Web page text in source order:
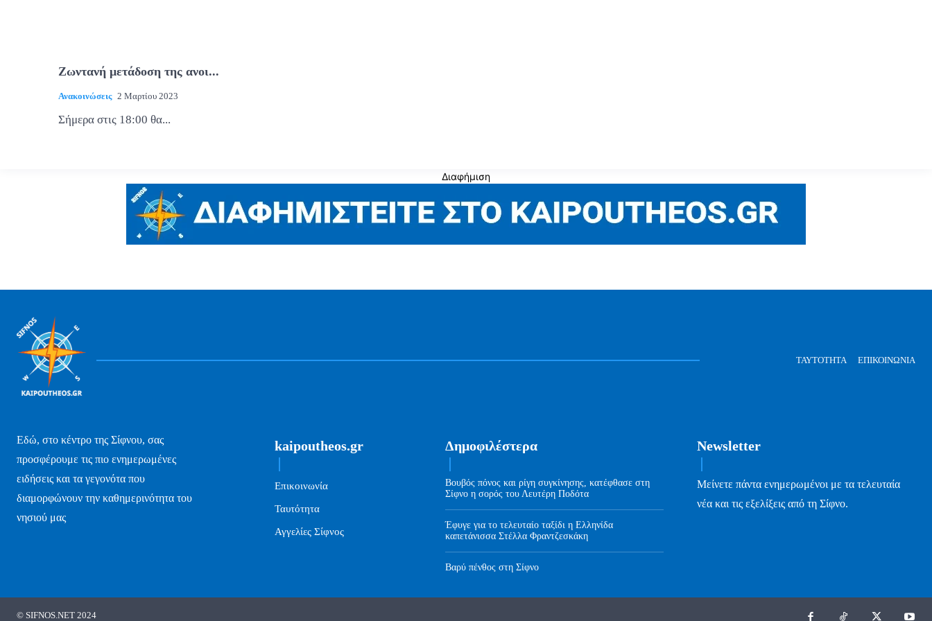
Ζωντανή μετάδοση της ανοι...
Ανακοινώσεις 2 Μαρτίου 2023
Σήμερα στις 18:00 θα...
Διαφήμιση
ΤΑΥΤΌΤΗΤΑ ΕΠΙΚΟΙΝΩΝΊΑ
Εδώ, στο κέντρο της Σίφνου, σας
προσφέρουμε τις πιο ενημερωμένες
ειδήσεις και τα γεγονότα που
διαμορφώνουν την καθημερινότητα του
νησιού μας
kaipoutheos.gr
Επικοινωνία
Ταυτότητα
Αγγελίες Σίφνος
Δημοφιλέστερα
Βουβός πόνος και ρίγη συγκίνησης, κατέφθασε στη
Σίφνο η σορός του Λευτέρη Ποδότα
Έφυγε για το τελευταίο ταξίδι η Ελληνίδα
καπετάνισσα Στέλλα Φραντζεσκάκη
Βαρύ πένθος στη Σίφνο
Newsletter
Μείνετε πάντα ενημερωμένοι με τα τελευταία
νέα και τις εξελίξεις από τη Σίφνο.
© SIFNOS.NET 2024